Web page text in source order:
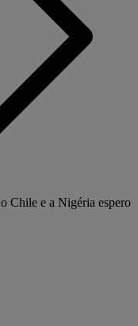
Chile e a Nigéria espero